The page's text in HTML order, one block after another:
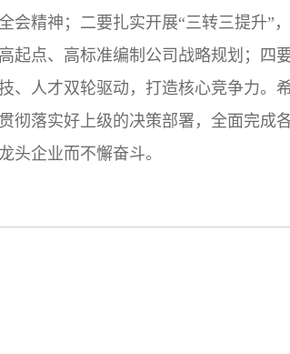
精神；二要扎实开展“三转三提升”，
起点、高标准编制公司战略规划；四
、人才双轮驱动，打造核心竞争力。
彻落实好上级的决策部署，全面完成
头企业而不懈奋斗。